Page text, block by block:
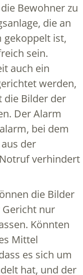
Bewohner zu
die an
gekoppelt ist,
sein.
auch ein
werden,
die Bilder der
Der Alarm
bei dem
der
verhindert
die Bilder
Gericht nur
Könnten
Mittel
es sich um
hat, und der